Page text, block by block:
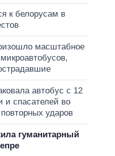
к белорусам в
масштабное
автобус с 12
и спасателей во
ударов
гуманитарный